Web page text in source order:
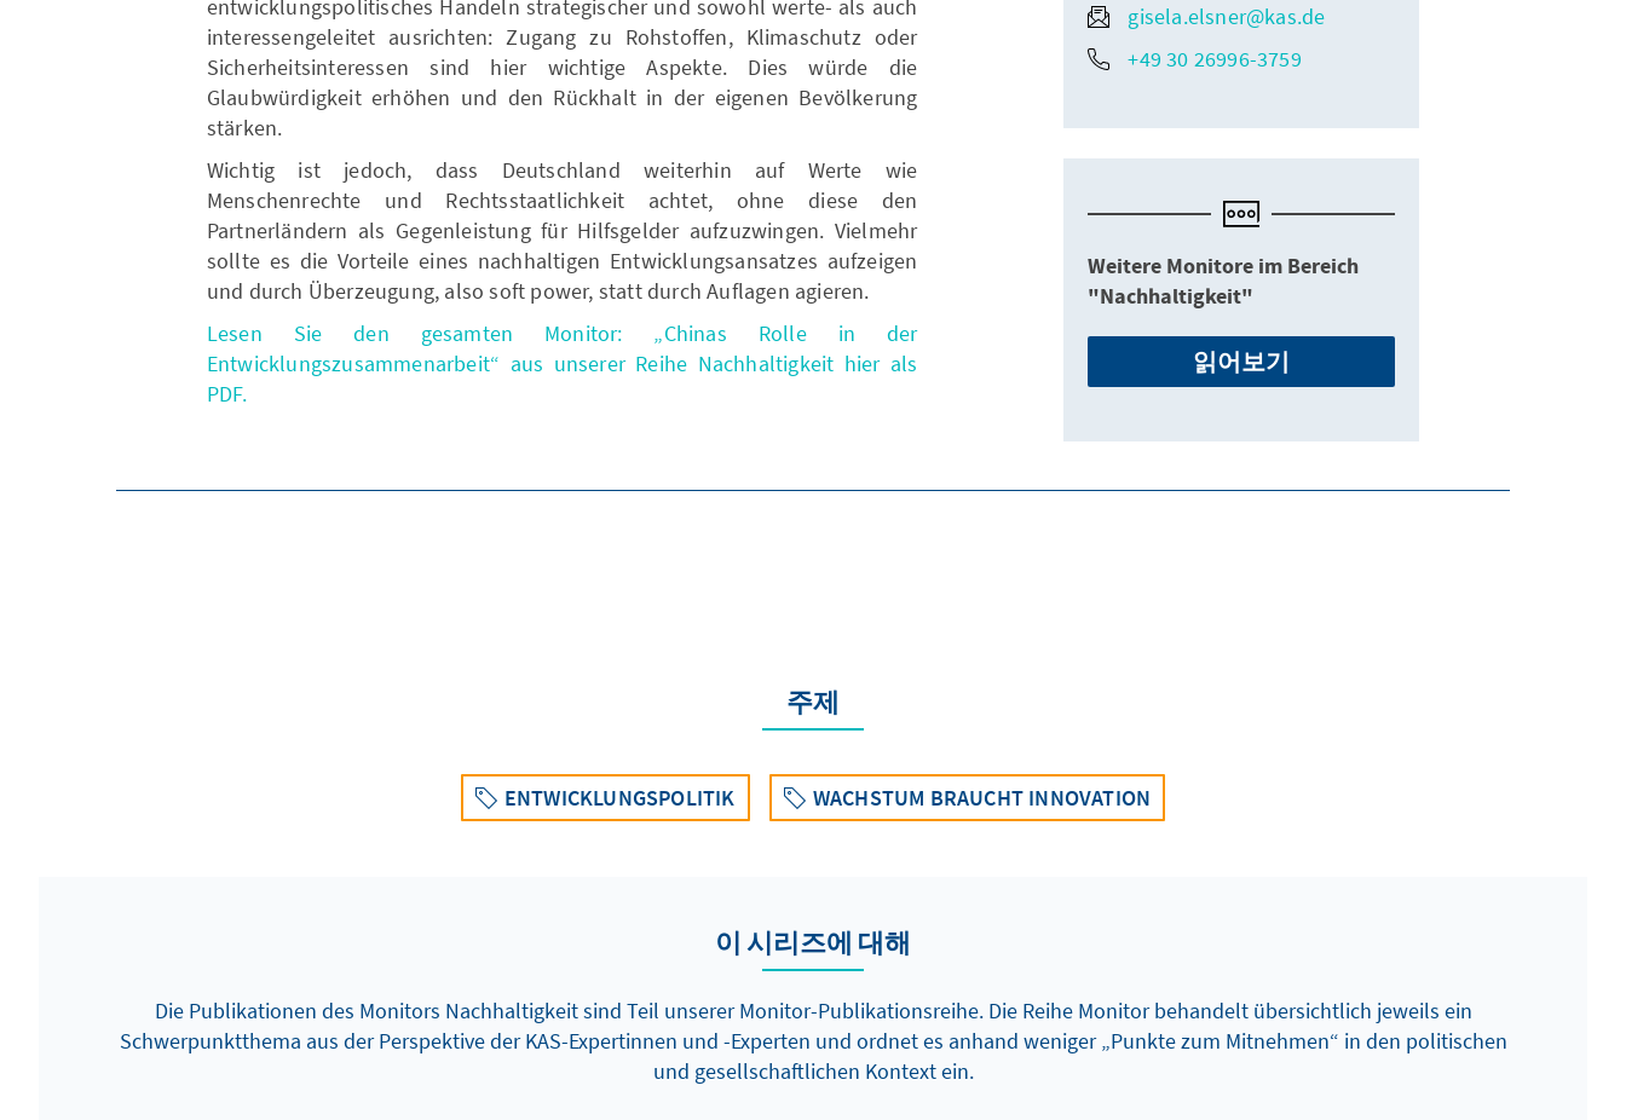
entwicklungspolitisches Handeln strategischer und sowohl werte- als auch
interessengeleitet ausrichten: Zugang zu Rohstoffen, Klimaschutz oder
Sicherheitsinteressen sind hier wichtige Aspekte. Dies würde die
Glaubwürdigkeit erhöhen und den Rückhalt in der eigenen Bevölkerung
stärken.
Wichtig ist jedoch, dass Deutschland weiterhin auf Werte wie
Menschenrechte und Rechtsstaatlichkeit achtet, ohne diese den
Partnerländern als Gegenleistung für Hilfsgelder aufzuzwingen. Vielmehr
sollte es die Vorteile eines nachhaltigen Entwicklungsansatzes aufzeigen
und durch Überzeugung, also soft power, statt durch Auflagen agieren.
Lesen Sie den gesamten Monitor: „Chinas Rolle in der
Entwicklungszusammenarbeit“ aus unserer Reihe Nachhaltigkeit hier als
PDF.
gisela.elsner@kas.de
+49 30 26996-3759
Weitere Monitore im Bereich
"Nachhaltigkeit"
읽어보기
주제
ENTWICKLUNGSPOLITIK WACHSTUM BRAUCHT INNOVATION
이 시리즈에 대해
Die Publikationen des Monitors Nachhaltigkeit sind Teil unserer Monitor-Publikationsreihe. Die Reihe Monitor behandelt übersichtlich jeweils ein
Schwerpunktthema aus der Perspektive der KAS-Expertinnen und -Experten und ordnet es anhand weniger „Punkte zum Mitnehmen“ in den politischen
und gesellschaftlichen Kontext ein.